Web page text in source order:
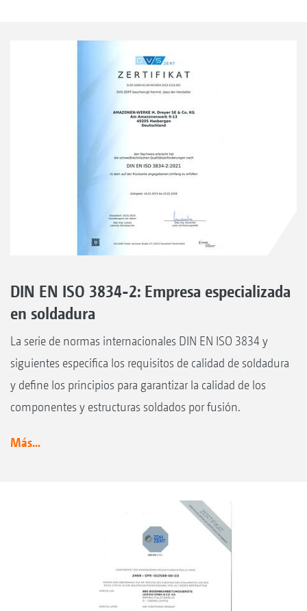
DIN EN ISO 3834-2: Empresa especializada
en soldadura
La serie de normas internacionales DIN EN ISO 3834 y
siguientes especifica los requisitos de calidad de soldadura
y define los principios para garantizar la calidad de los
componentes y estructuras soldados por fusión.
Más...